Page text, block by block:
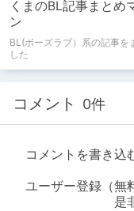
くまのBL記事まとめ
ン
BL(ボーズラブ）系の記事を
した
コメント 0件
コメントを書き込
ユーザー登録（無
是